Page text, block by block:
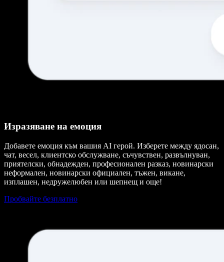
Изразяване на емоция
Добавете емоция към вашия AI герой. Изберете между ядосан,
чат, весел, клиентско обслужване, съчувствен, развълнуван,
приятелски, обнадежден, професионален разказ, новинарски
неформален, новинарски официален, тъжен, викане,
изплашен, недружелюбен или шепнещ и още!
Пробвайте безплатно